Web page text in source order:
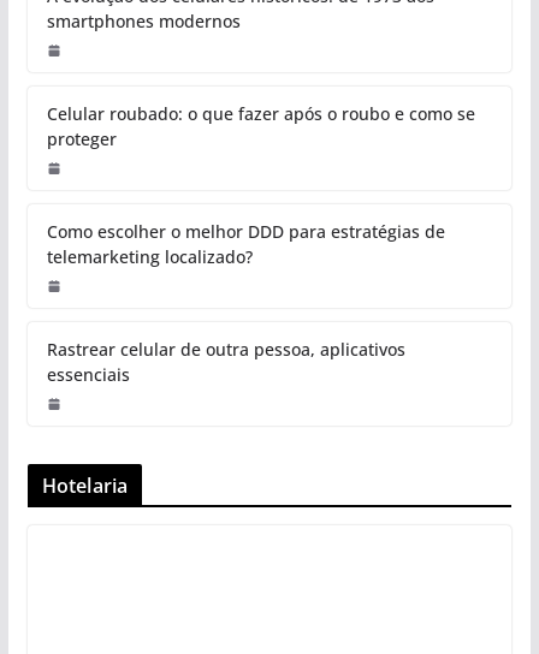
smartphones modernos
Celular roubado: o que fazer após o roubo e como se
proteger
Como escolher o melhor DDD para estratégias de
telemarketing localizado?
Rastrear celular de outra pessoa, aplicativos
essenciais
Hotelaria